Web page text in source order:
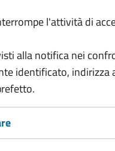
l'attività di
alla notifica nei
identificato, indirizza